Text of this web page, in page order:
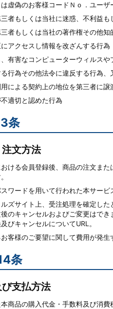
虚偽のお客様コードＮｏ．ユー
者もしくは当社に迷惑、不利益
者もしくは当社の著作権その他
アクセスし情報を改ざんする行為
有害なコンピューターウィルス
行為その他法令に違反する行為
による契約上の地位を第三者に譲
適切と認めた行為
条
文方法
ける会員登録後、商品の注文ま
ワードを用いて行われた本サー
ズサイト上、受注処理を確定し
のキャンセルおよびご変更はで
びキャンセルについてURL。
客様のご要望に関して費用が発
条
支払方法
商品の購入代金・手数料及び消